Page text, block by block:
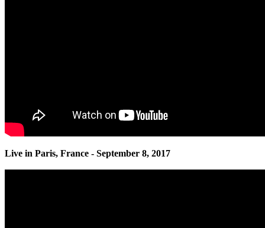
Live in Paris, France - September 8, 2017